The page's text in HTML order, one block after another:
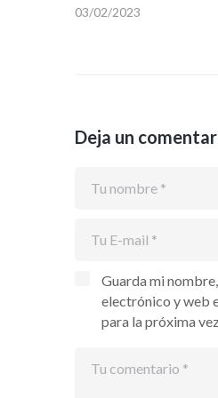
03/02/2023
Deja un
Guarda mi
electrónico y web
para la próxima